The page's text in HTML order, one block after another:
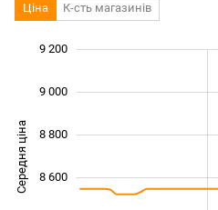
Ціна К-сть магазинів
Середня ціна 8 600
8 800
9 000
9 200